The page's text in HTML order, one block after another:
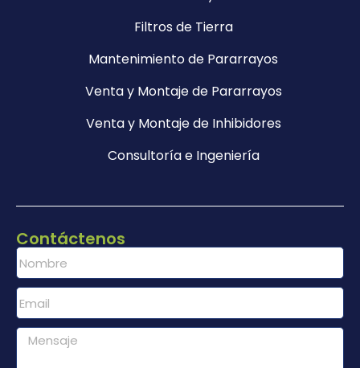
Filtros de Tierra
Mantenimiento de Pararrayos
Venta y Montaje de Pararrayos
Venta y Montaje de Inhibidores
Consultoría e Ingeniería
Contáctenos